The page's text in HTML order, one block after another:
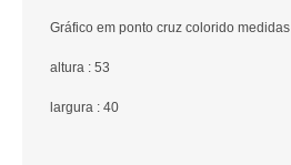
Gráfico em ponto cruz colorido medidas
altura : 53
largura : 40